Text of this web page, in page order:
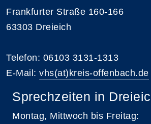
Frankfurter Straße 160-166
63303 Dreieich
Telefon: 06103 3131-1313
E-Mail: vhs(at)kreis-offenbach.de
Sprechzeiten in
Montag, Mittwoch bis Freitag: